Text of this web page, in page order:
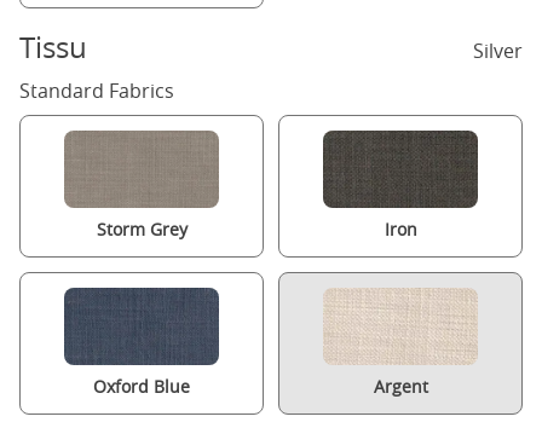
Tissu
Silver
Standard Fabrics
Storm Grey Iron
Oxford Blue Argent